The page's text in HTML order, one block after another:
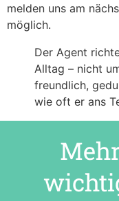
melden uns am
möglich.
Der Agent
Alltag – nicht
freundlich,
wie oft er ans